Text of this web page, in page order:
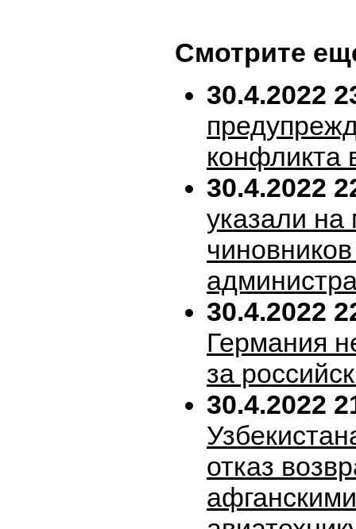
Смотрите
30.4.2022
конфликта
30.4.2022
указали на
30.4.2022
Германия
за
30.4.2022
отказ